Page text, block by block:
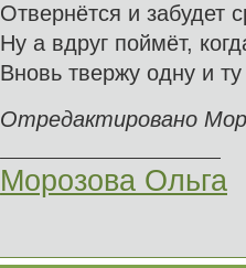
Отвернётся и забудет
Ну а вдруг поймёт,
Вновь твержу одну и
Отредактировано
Морозова Ольга